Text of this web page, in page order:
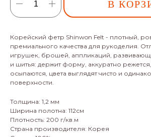
В
Корейский фетр Shinwon Felt - плотный,
премиального качества для рукоделия.
игрушек, брошей, аппликаций,
и шитья: держит форму, аккуратно
осыпаются, цвета выглядят чисто и
поверхности.
Толщина: 1,2 мм
Ширина полотна: 112см
Плотность: 200 г/кв.м
Страна производителя: Корея